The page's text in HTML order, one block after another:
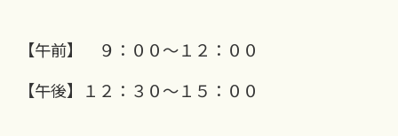
【午前】 ９：００～１２：００
【午後】１２：３０～１５：００